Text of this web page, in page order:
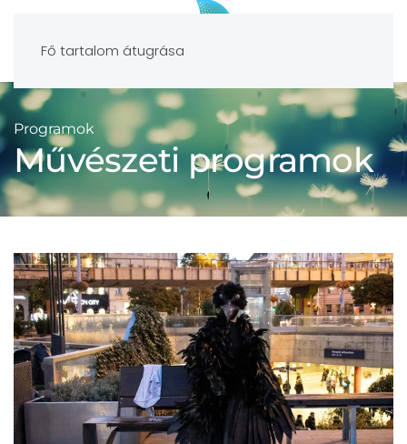
Fő tartalom átugrása
Programok
Művészeti programok